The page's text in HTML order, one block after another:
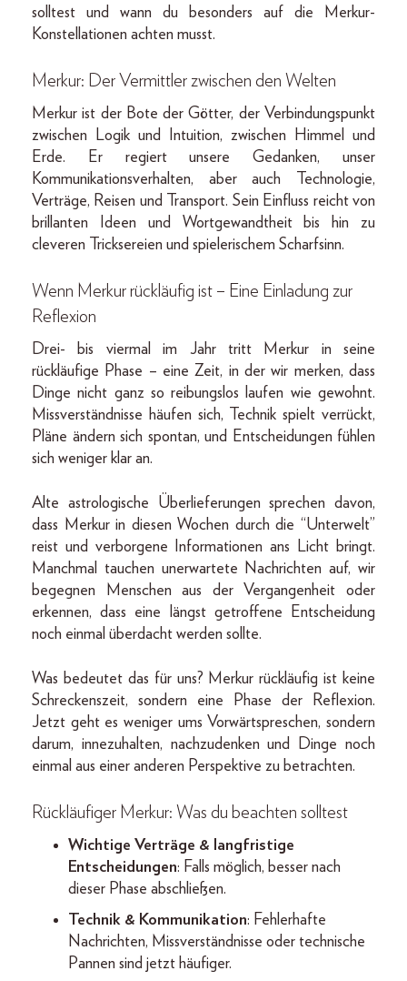
solltest und wann du besonders auf die Merkur-
Konstellationen achten musst.
Merkur: Der Vermittler zwischen den Welten
Merkur ist der Bote der Götter, der Verbindungspunkt
zwischen Logik und Intuition, zwischen Himmel und
Erde. Er regiert unsere Gedanken, unser
Kommunikationsverhalten, aber auch Technologie,
Verträge, Reisen und Transport. Sein Einfluss reicht von
brillanten Ideen und Wortgewandtheit bis hin zu
cleveren Tricksereien und spielerischem Scharfsinn.
Wenn Merkur rückläufig ist – Eine Einladung zur
Reflexion
Drei- bis viermal im Jahr tritt Merkur in seine
rückläufige Phase – eine Zeit, in der wir merken, dass
Dinge nicht ganz so reibungslos laufen wie gewohnt.
Missverständnisse häufen sich, Technik spielt verrückt,
Pläne ändern sich spontan, und Entscheidungen fühlen
sich weniger klar an.
Alte astrologische Überlieferungen sprechen davon,
dass Merkur in diesen Wochen durch die “Unterwelt”
reist und verborgene Informationen ans Licht bringt.
Manchmal tauchen unerwartete Nachrichten auf, wir
begegnen Menschen aus der Vergangenheit oder
erkennen, dass eine längst getroffene Entscheidung
noch einmal überdacht werden sollte.
Was bedeutet das für uns? Merkur rückläufig ist keine
Schreckenszeit, sondern eine Phase der Reflexion.
Jetzt geht es weniger ums Vorwärtspreschen, sondern
darum, innezuhalten, nachzudenken und Dinge noch
einmal aus einer anderen Perspektive zu betrachten.
Rückläufiger Merkur: Was du beachten solltest
Wichtige Verträge & langfristige
Entscheidungen: Falls möglich, besser nach
dieser Phase abschließen.
Technik & Kommunikation: Fehlerhafte
Nachrichten, Missverständnisse oder technische
Pannen sind jetzt häufiger.